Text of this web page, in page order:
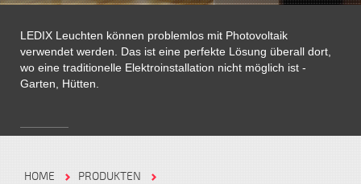
LEDIX Leuchten können problemlos mit Photovoltaik
verwendet werden. Das ist eine perfekte Lösung überall dort,
wo eine traditionelle Elektroinstallation nicht möglich ist -
Garten, Hütten.
HOME
PRODUKTEN